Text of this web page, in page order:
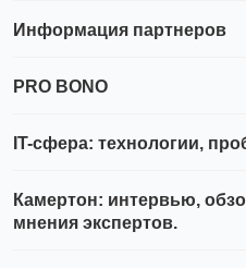
Информация партнеров
PRO BONO
IT-сфера: технологии,
Камертон: интервью,
мнения экспертов.